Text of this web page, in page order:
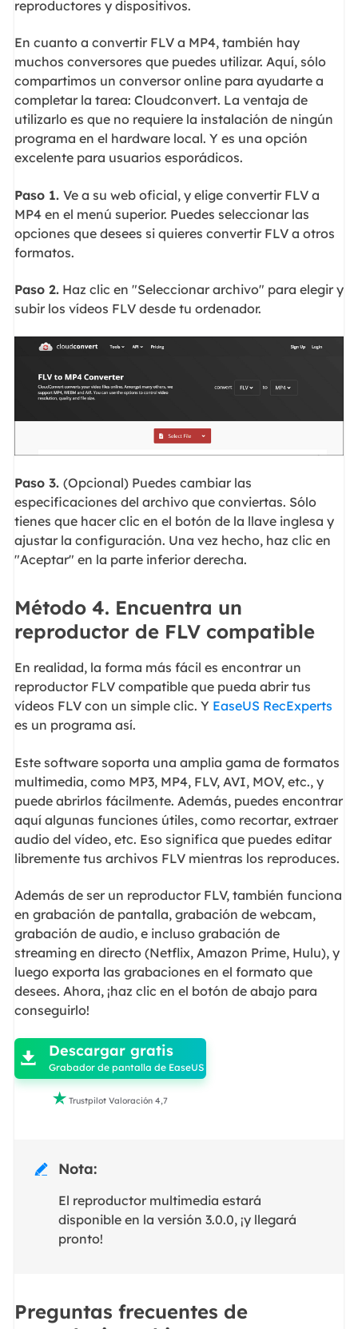
reproductores y dispositivos.
En cuanto a convertir FLV a MP4, también hay
muchos conversores que puedes utilizar. Aquí, sólo
compartimos un conversor online para ayudarte a
completar la tarea: Cloudconvert. La ventaja de
utilizarlo es que no requiere la instalación de ningún
programa en el hardware local. Y es una opción
excelente para usuarios esporádicos.
Paso 1. Ve a su web oficial, y elige convertir FLV a
MP4 en el menú superior. Puedes seleccionar las
opciones que desees si quieres convertir FLV a otros
formatos.
Paso 2.Haz clic en "Seleccionar archivo" para elegir y
subir los vídeos FLV desde tu ordenador.
Paso 3. (Opcional) Puedes cambiar las
especificaciones del archivo que conviertas. Sólo
tienes que hacer clic en el botón de la llave inglesa y
ajustar la configuración. Una vez hecho, haz clic en
"Aceptar" en la parte inferior derecha.
Método 4. Encuentra un
reproductor de FLV compatible
En realidad, la forma más fácil es encontrar un
reproductor FLV compatible que pueda abrir tus
vídeos FLV con un simple clic. Y EaseUS RecExperts
es un programa así.
Este software soporta una amplia gama de formatos
multimedia, como MP3, MP4, FLV, AVI, MOV, etc., y
puede abrirlos fácilmente. Además, puedes encontrar
aquí algunas funciones útiles, como recortar, extraer
audio del vídeo, etc. Eso significa que puedes editar
libremente tus archivos FLV mientras los reproduces.
Además de ser un reproductor FLV, también funciona
en grabación de pantalla, grabación de webcam,
grabación de audio, e incluso grabación de
streaming en directo (Netflix, Amazon Prime, Hulu), y
luego exporta las grabaciones en el formato que
desees. Ahora, ¡haz clic en el botón de abajo para
conseguirlo!

 Descargar gratis
Grabador de pantalla de EaseUS
 Trustpilot Valoración 4,7
 Nota:
El reproductor multimedia estará
disponible en la versión 3.0.0, ¡y llegará
pronto!
Preguntas frecuentes de